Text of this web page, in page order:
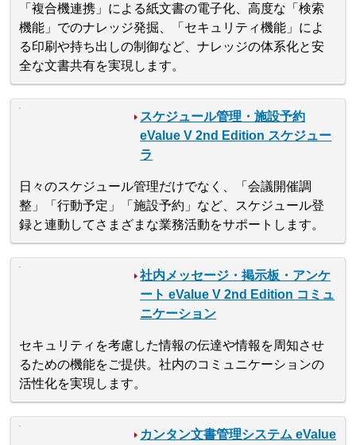
「複合機連携」による紙文書の電子化、高度な「検索
機能」でのナレッジ発掘、「セキュリティ機能」によ
る印刷や持ち出しの制御など、ナレッジの体系化と安
全な文書共有を実現します。
スケジュール管理・施設予約
eValue V 2nd Edition スケジュー
ラ
日々のスケジュール管理だけでなく、「会議開催調
整」「行動予定」「施設予約」など、スケジュール登
録と連動してさまざまな業務活動をサポートします。
社内メッセージ・掲示板・アンケ
ート eValue V 2nd Edition コミュ
ニケーション
セキュリティを考慮した情報の伝達や情報を周知させ
るための機能をご提供。社内のコミュニケーションの
活性化を実現します。
カンタン文書管理システム eValue